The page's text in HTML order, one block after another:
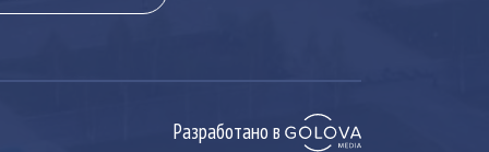
Разработано в